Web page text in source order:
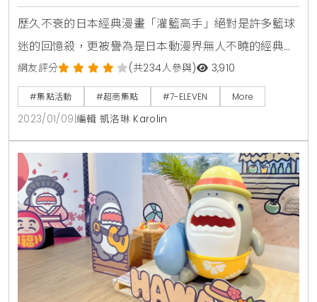
限定款灌籃高手珍藏票卡及電影交換券、籃球迷
準時開搶
歷久不衰的日本經典漫畫「灌籃高手」絕對是許多籃球
迷的回憶殺，更被譽為是日本動漫界無人不曉的經典名
作，7-ELEVEN了解到灌籃高手電影版即將上映，因此自
1月11日起展開「灌籃高手電影套票快閃購/集點送」，獨
家推出保溫瓶、便當盒、運動背包、斗篷毛巾、收納籃
以及球鞋收納箱等7組灌籃高手電影套票組，每組商品
皆附電影交換券1張及限定電影珍藏卡1張，粉絲絕對要
全套收藏。7-ELEVEN獨家限定「灌籃高手電影
網友評分 (共234人參與) 3,910
#集點活動 #超商集點 #7-ELEVEN More
2023/01/09 編輯 凱洛琳 Karolin